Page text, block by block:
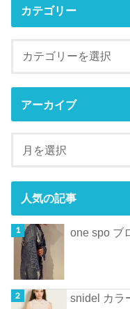
カテゴリー
アーカイブ
人気の記事
one spo ブ
snidel カラ